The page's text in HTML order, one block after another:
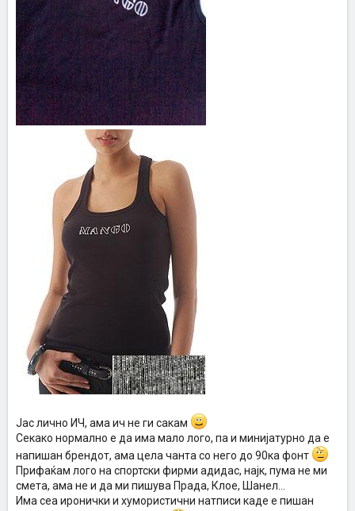
Jaс лично ИЧ, ама ич не ги сакам
Секако нормално е да има мало лого, па и минијатурно да е
напишан брендот, ама цела чанта со него до 90ка фонт
Прифаќам лого на спортски фирми адидас, најк, пума не ми
смета, ама не и да ми пишува Прада, Клое, Шанел...
Има сеа иронички и хумористични натписи каде е пишан